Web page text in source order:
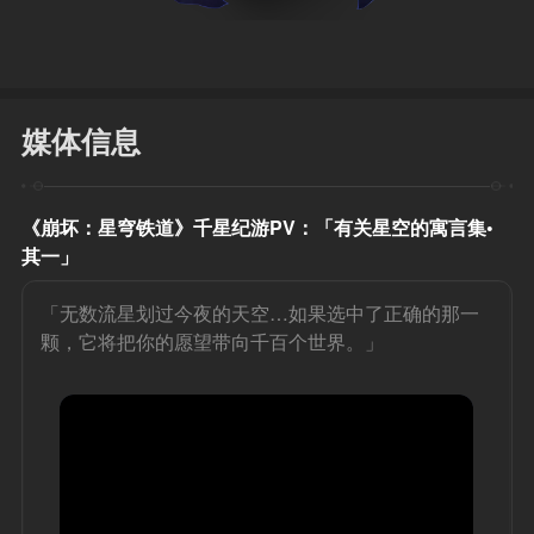
媒体信息
《崩坏：星穹铁道》千星纪游PV：「有关星空的寓言集•
其一」
「无数流星划过今夜的天空…如果选中了正确的那一
颗，它将把你的愿望带向千百个世界。」